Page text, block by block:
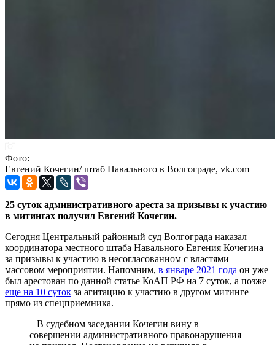
Фото:
Евгений Кочегин/ штаб Навального в Волгограде, vk.com
25 суток административного ареста за призывы к участию
в митингах получил Евгений Кочегин.
Сегодня Центральный районный суд Волгограда наказал
координатора местного штаба Навального Евгения Кочегина
за призывы к участию в несогласованном с властями
массовом мероприятии. Напомним, в январе 2021 года он уже
был арестован по данной статье КоАП РФ на 7 суток, а позже
еще на 10 суток за агитацию к участию в другом митинге
прямо из спецприемника.
– В судебном заседании Кочегин вину в
совершении административного правонарушения